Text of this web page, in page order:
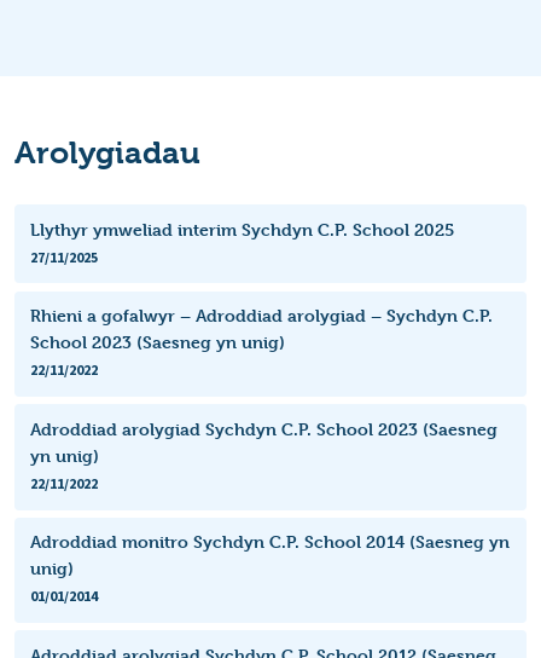
Arolygiadau
Llythyr ymweliad interim Sychdyn C.P. School 2025
27/11/2025
Rhieni a gofalwyr – Adroddiad arolygiad – Sychdyn C.P.
School 2023 (Saesneg yn unig)
22/11/2022
Adroddiad arolygiad Sychdyn C.P. School 2023 (Saesneg
yn unig)
22/11/2022
Adroddiad monitro Sychdyn C.P. School 2014 (Saesneg yn
unig)
01/01/2014